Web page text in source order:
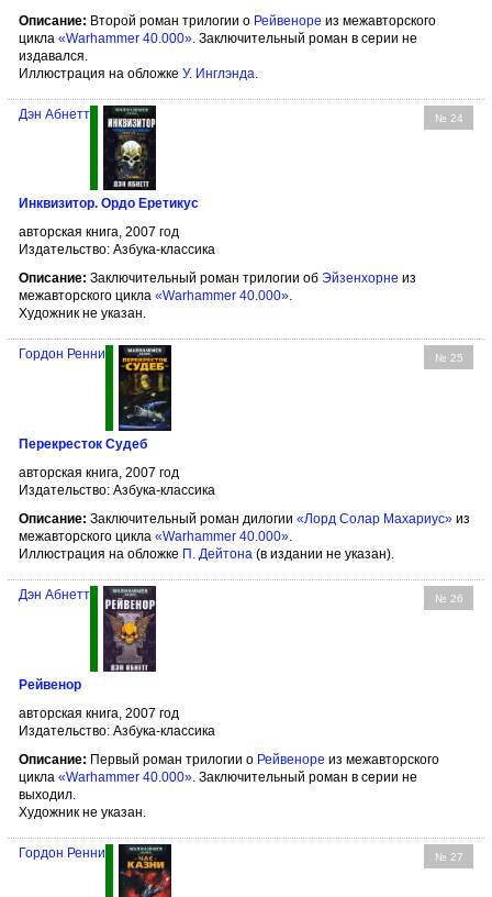
Описание: Второй роман трилогии о Рейвеноре из межавторского
цикла «Warhammer 40.000». Заключительный роман в серии не
издавался.
Иллюстрация на обложке У. Инглэнда.
№ 24
Дэн Абнетт
Инквизитор. Ордо Еретикус
авторская книга, 2007 год
Издательство: Азбука-классика
Описание: Заключительный роман трилогии об Эйзенхорне из
межавторского цикла «Warhammer 40.000».
Художник не указан.
№ 25
Гордон Ренни
Перекресток Судеб
авторская книга, 2007 год
Издательство: Азбука-классика
Описание: Заключительный роман дилогии «Лорд Солар Махариус» из
межавторского цикла «Warhammer 40.000».
Иллюстрация на обложке П. Дейтона (в издании не указан).
№ 26
Дэн Абнетт
Рейвенор
авторская книга, 2007 год
Издательство: Азбука-классика
Описание: Первый роман трилогии о Рейвеноре из межавторского
цикла «Warhammer 40.000» . Заключительный роман в серии не
выходил.
Художник не указан.
№ 27
Гордон Ренни